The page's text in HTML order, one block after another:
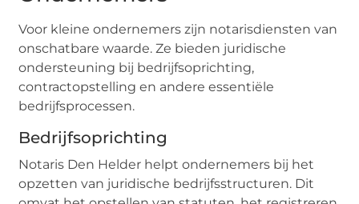
Voor kleine ondernemers zijn notarisdiensten van
onschatbare waarde. Ze bieden juridische
ondersteuning bij bedrijfsoprichting,
contractopstelling en andere essentiële
bedrijfsprocessen.
Bedrijfsoprichting
Notaris Den Helder helpt ondernemers bij het
opzetten van juridische bedrijfsstructuren. Dit